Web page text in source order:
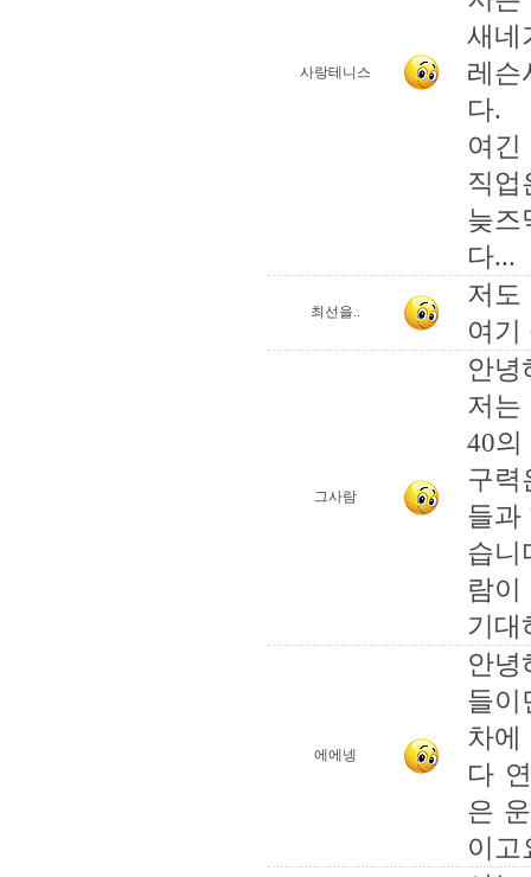
사랑테니스
새네
레슨
다.
여
직업
늦
다...
최선을..
저도
여기
그사람
안녕
저는
40
구력
들과
습니
람
기대
에에넹
안녕
들이
차에
다
은
이고